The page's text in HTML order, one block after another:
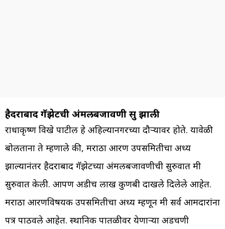
हैदराबाद गॅझेटची अंमलबजावणी सुरू झाली
राधाकृष्ण विखे पाटील हे अहिल्यानगरच्या दौऱ्यावर होते. यावेळी
बोलताना ते म्हणाले की, मराठा आरक्षण उपसमितीचा अध्यक्ष
झाल्यानंतर हैदराबाद गॅझेटच्या अंमलबजावणीची सुरुवात मी
सुरुवात केली. आपण अडीच लाख कुणबी दाखले दिलेले आहेत.
मराठा आरक्षणविषयक उपसमितीचा अध्यक्ष म्हणून मी सर्व आमदारांना
पत्र पाठवले आहेत. स्थानिक पातळीवर येणाऱ्या अडचणी